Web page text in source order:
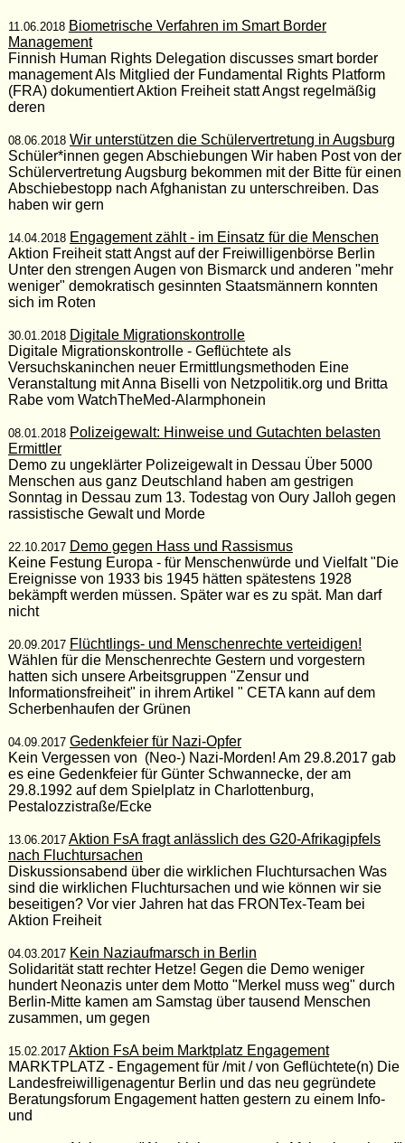
11.06.2018 Biometrische Verfahren im Smart Border
Management
Finnish Human Rights Delegation discusses smart border
management Als Mitglied der Fundamental Rights Platform
(FRA) dokumentiert Aktion Freiheit statt Angst regelmäßig
deren
08.06.2018 Wir unterstützen die Schülervertretung in Augsburg
Schüler*innen gegen Abschiebungen Wir haben Post von der
Schülervertretung Augsburg bekommen mit der Bitte für einen
Abschiebestopp nach Afghanistan zu unterschreiben. Das
haben wir gern
14.04.2018 Engagement zählt - im Einsatz für die Menschen
Aktion Freiheit statt Angst auf der Freiwilligenbörse Berlin
Unter den strengen Augen von Bismarck und anderen "mehr
weniger" demokratisch gesinnten Staatsmännern konnten
sich im Roten
30.01.2018 Digitale Migrationskontrolle
Digitale Migrationskontrolle - Geflüchtete als
Versuchskaninchen neuer Ermittlungsmethoden Eine
Veranstaltung mit Anna Biselli von Netzpolitik.org und Britta
Rabe vom WatchTheMed-Alarmphonein
08.01.2018 Polizeigewalt: Hinweise und Gutachten belasten
Ermittler
Demo zu ungeklärter Polizeigewalt in Dessau Über 5000
Menschen aus ganz Deutschland haben am gestrigen
Sonntag in Dessau zum 13. Todestag von Oury Jalloh gegen
rassistische Gewalt und Morde
22.10.2017 Demo gegen Hass und Rassismus
Keine Festung Europa - für Menschenwürde und Vielfalt "Die
Ereignisse von 1933 bis 1945 hätten spätestens 1928
bekämpft werden müssen. Später war es zu spät. Man darf
nicht
20.09.2017 Flüchtlings- und Menschenrechte verteidigen!
Wählen für die Menschenrechte Gestern und vorgestern
hatten sich unsere Arbeitsgruppen "Zensur und
Informationsfreiheit" in ihrem Artikel " CETA kann auf dem
Scherbenhaufen der Grünen
04.09.2017 Gedenkfeier für Nazi-Opfer
Kein Vergessen von (Neo-) Nazi-Morden! Am 29.8.2017 gab
es eine Gedenkfeier für Günter Schwannecke, der am
29.8.1992 auf dem Spielplatz in Charlottenburg,
Pestalozzistraße/Ecke
13.06.2017 Aktion FsA fragt anlässlich des G20-Afrikagipfels
nach Fluchtursachen
Diskussionsabend über die wirklichen Fluchtursachen Was
sind die wirklichen Fluchtursachen und wie können wir sie
beseitigen? Vor vier Jahren hat das FRONTex-Team bei
Aktion Freiheit
04.03.2017 Kein Naziaufmarsch in Berlin
Solidarität statt rechter Hetze! Gegen die Demo weniger
hundert Neonazis unter dem Motto "Merkel muss weg" durch
Berlin-Mitte kamen am Samstag über tausend Menschen
zusammen, um gegen
15.02.2017 Aktion FsA beim Marktplatz Engagement
MARKTPLATZ - Engagement für /mit / von Geflüchtete(n) Die
Landesfreiwilligenagentur Berlin und das neu gegründete
Beratungsforum Engagement hatten gestern zu einem Info-
und